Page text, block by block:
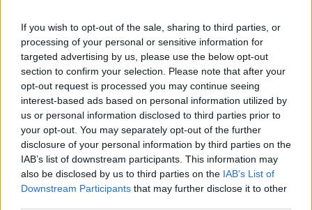
If you wish to opt-out of the sale, sharing to third parties, or
processing of your personal or sensitive information for
targeted advertising by us, please use the below opt-out
section to confirm your selection. Please note that after your
opt-out request is processed you may continue seeing
interest-based ads based on personal information utilized by
us or personal information disclosed to third parties prior to
your opt-out. You may separately opt-out of the further
disclosure of your personal information by third parties on the
IAB’s list of downstream participants. This information may
also be disclosed by us to third parties on the IAB’s List of
Downstream Participants that may further disclose it to other
langrenn. Det å se på TV fra Europa med stappfulle
tribuner, det er så rått. Det er kanskje det jeg synes
er tøffest med skiskyting.
– Jeg hadde kanskje helt mer mot langrenn hvis
ikke brødrene Bø hadde lagt opp. Nå har man noen
år på seg, og så er det et VM i Oslo i 2029 som jeg
tror mange allerede har tenkt på, og som blir
ekstremt gøy å ha som mål.